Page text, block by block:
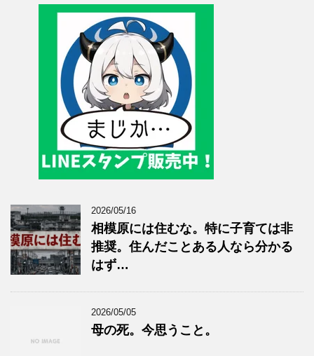
2026/05/16
相模原には住むな。特に子育ては非
推奨。住んだことある人なら分かる
はず…
2026/05/05
母の死。今思うこと。